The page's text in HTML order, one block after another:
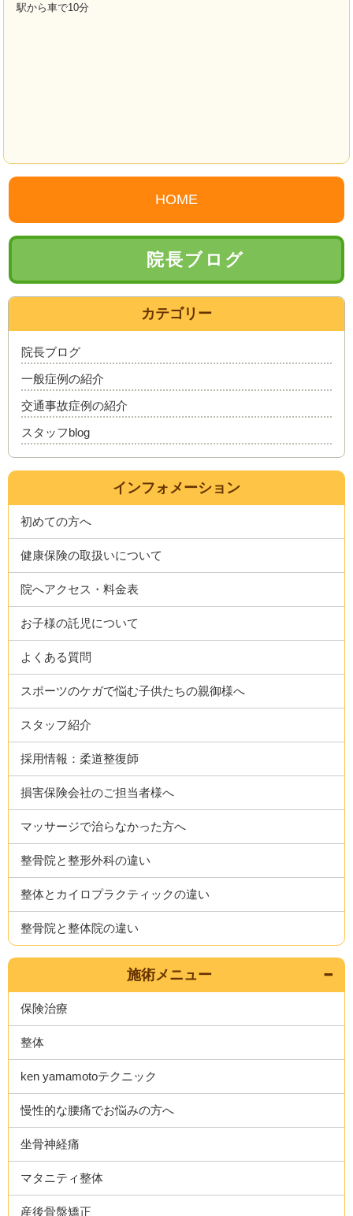
駅から車で10分
HOME
院長ブログ
カテゴリー
院長ブログ
一般症例の紹介
交通事故症例の紹介
スタッフblog
インフォメーション
初めての方へ
健康保険の取扱いについて
院へアクセス・料金表
お子様の託児について
よくある質問
スポーツのケガで悩む子供たちの親御様へ
スタッフ紹介
採用情報：柔道整復師
損害保険会社のご担当者様へ
マッサージで治らなかった方へ
整骨院と整形外科の違い
整体とカイロプラクティックの違い
整骨院と整体院の違い
施術メニュー
保険治療
整体
ken yamamotoテクニック
慢性的な腰痛でお悩みの方へ
坐骨神経痛
マタニティ整体
産後骨盤矯正